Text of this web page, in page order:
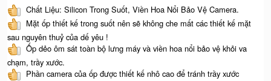
Chất Liệu: Silicon Trong Suốt, Viền Hoa Nổi Bảo Vệ Camera.
Mặt ốp thiết kế trong suốt nên sẽ không che mất các thiết kế mặt
sau nguyên thuỷ của dế yêu !
Ốp dẻo ôm sát toàn bộ lưng máy và viền hoa nổi bảo vệ khỏi va
chạm, trầy xước.
Phần camera của ốp được thiết kế nhô cao để tránh trầy xước